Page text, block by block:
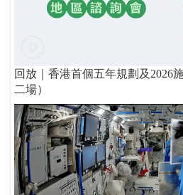
回放｜香港首個五年規劃及2026
二場）